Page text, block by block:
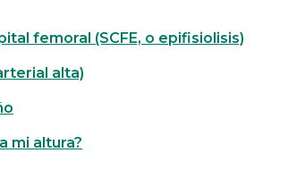
femoral (SCFE, o epifisiolisis)
alta)
mi altura?